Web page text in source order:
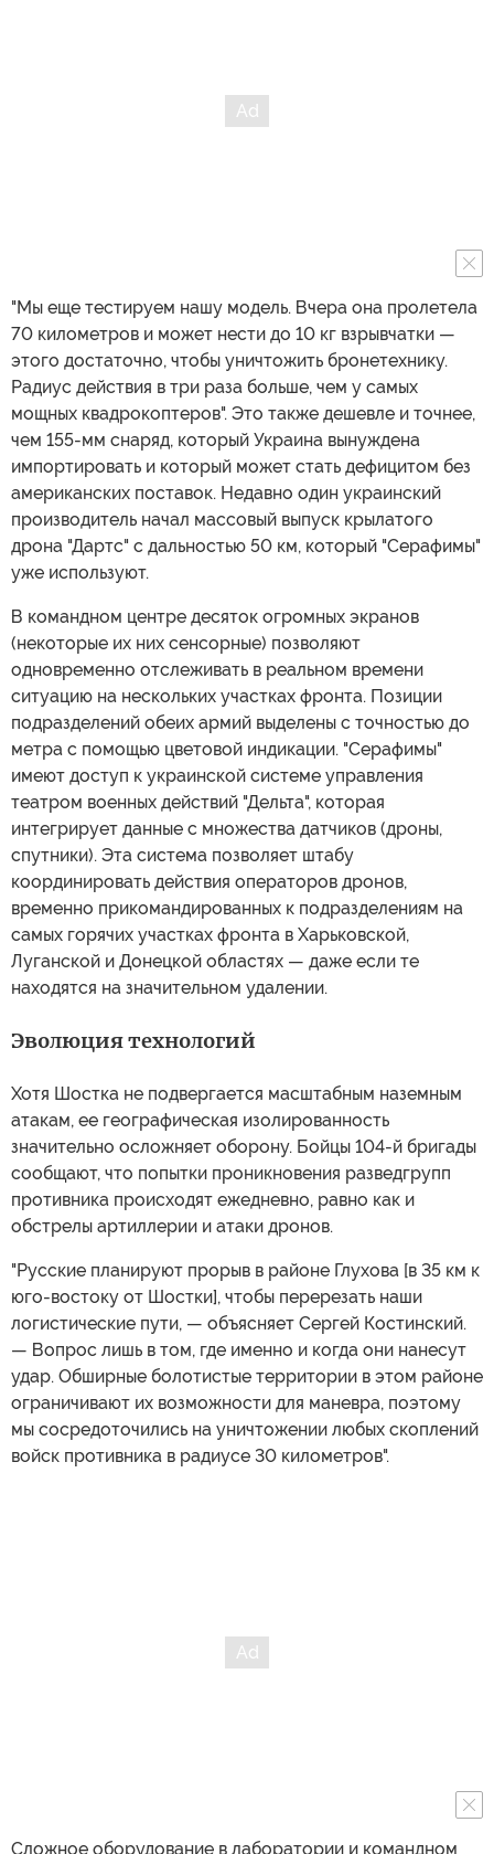
"Мы еще тестируем нашу модель. Вчера она пролетела
70 километров и может нести до 10 кг взрывчатки —
этого достаточно, чтобы уничтожить бронетехнику.
Радиус действия в три раза больше, чем у самых
мощных квадрокоптеров". Это также дешевле и точнее,
чем 155-мм снаряд, который Украина вынуждена
импортировать и который может стать дефицитом без
американских поставок. Недавно один украинский
производитель начал массовый выпуск крылатого
дрона "Дартс" с дальностью 50 км, который "Серафимы"
уже используют.
В командном центре десяток огромных экранов
(некоторые их них сенсорные) позволяют
одновременно отслеживать в реальном времени
ситуацию на нескольких участках фронта. Позиции
подразделений обеих армий выделены с точностью до
метра с помощью цветовой индикации. "Серафимы"
имеют доступ к украинской системе управления
театром военных действий "Дельта", которая
интегрирует данные с множества датчиков (дроны,
спутники). Эта система позволяет штабу
координировать действия операторов дронов,
временно прикомандированных к подразделениям на
самых горячих участках фронта в Харьковской,
Луганской и Донецкой областях — даже если те
находятся на значительном удалении.
Эволюция технологий
Хотя Шостка не подвергается масштабным наземным
атакам, ее географическая изолированность
значительно осложняет оборону. Бойцы 104-й бригады
сообщают, что попытки проникновения разведгрупп
противника происходят ежедневно, равно как и
обстрелы артиллерии и атаки дронов.
"Русские планируют прорыв в районе Глухова [в 35 км к
юго-востоку от Шостки], чтобы перерезать наши
логистические пути, — объясняет Сергей Костинский.
— Вопрос лишь в том, где именно и когда они нанесут
удар. Обширные болотистые территории в этом районе
ограничивают их возможности для маневра, поэтому
мы сосредоточились на уничтожении любых скоплений
войск противника в радиусе 30 километров".
Сложное оборудование в лаборатории и командном